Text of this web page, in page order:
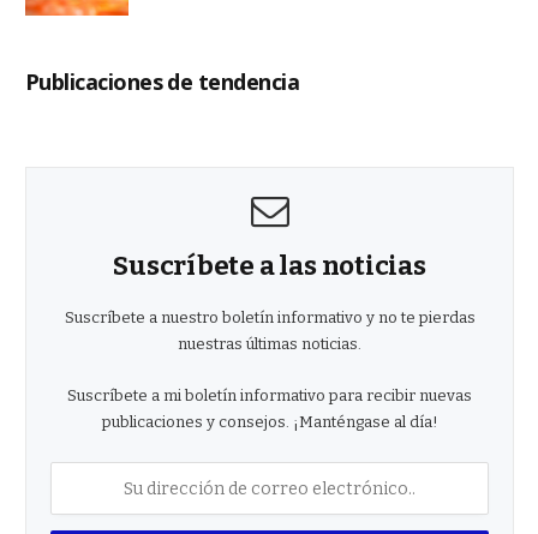
Publicaciones de tendencia
Suscríbete a las noticias
Suscríbete a nuestro boletín informativo y no te pierdas
nuestras últimas noticias.
Suscríbete a mi boletín informativo para recibir nuevas
publicaciones y consejos. ¡Manténgase al día!